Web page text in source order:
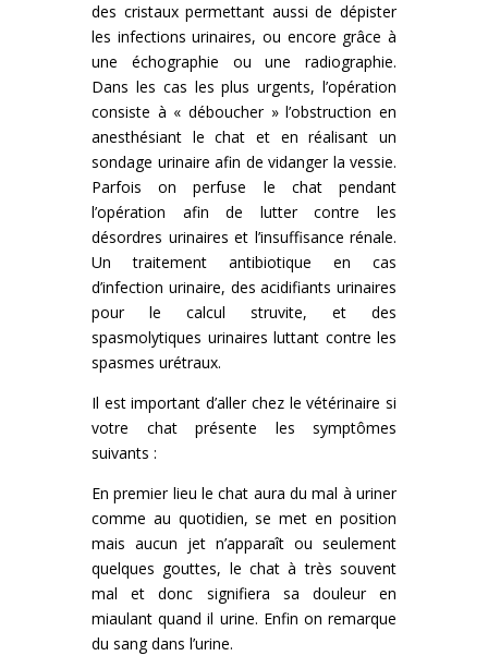
des cristaux permettant aussi de dépister
les infections urinaires, ou encore grâce à
une échographie ou une radiographie.
Dans les cas les plus urgents, l’opération
consiste à « déboucher » l’obstruction en
anesthésiant le chat et en réalisant un
sondage urinaire afin de vidanger la vessie.
Parfois on perfuse le chat pendant
l’opération afin de lutter contre les
désordres urinaires et l’insuffisance rénale.
Un traitement antibiotique en cas
d’infection urinaire, des acidifiants urinaires
pour le calcul struvite, et des
spasmolytiques urinaires luttant contre les
spasmes urétraux.
Il est important d’aller chez le vétérinaire si
votre chat présente les symptômes
suivants :
En premier lieu le chat aura du mal à uriner
comme au quotidien, se met en position
mais aucun jet n’apparaît ou seulement
quelques gouttes, le chat à très souvent
mal et donc signifiera sa douleur en
miaulant quand il urine. Enfin on remarque
du sang dans l’urine.